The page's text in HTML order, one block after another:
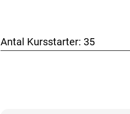
Antal Kursstarter: 35